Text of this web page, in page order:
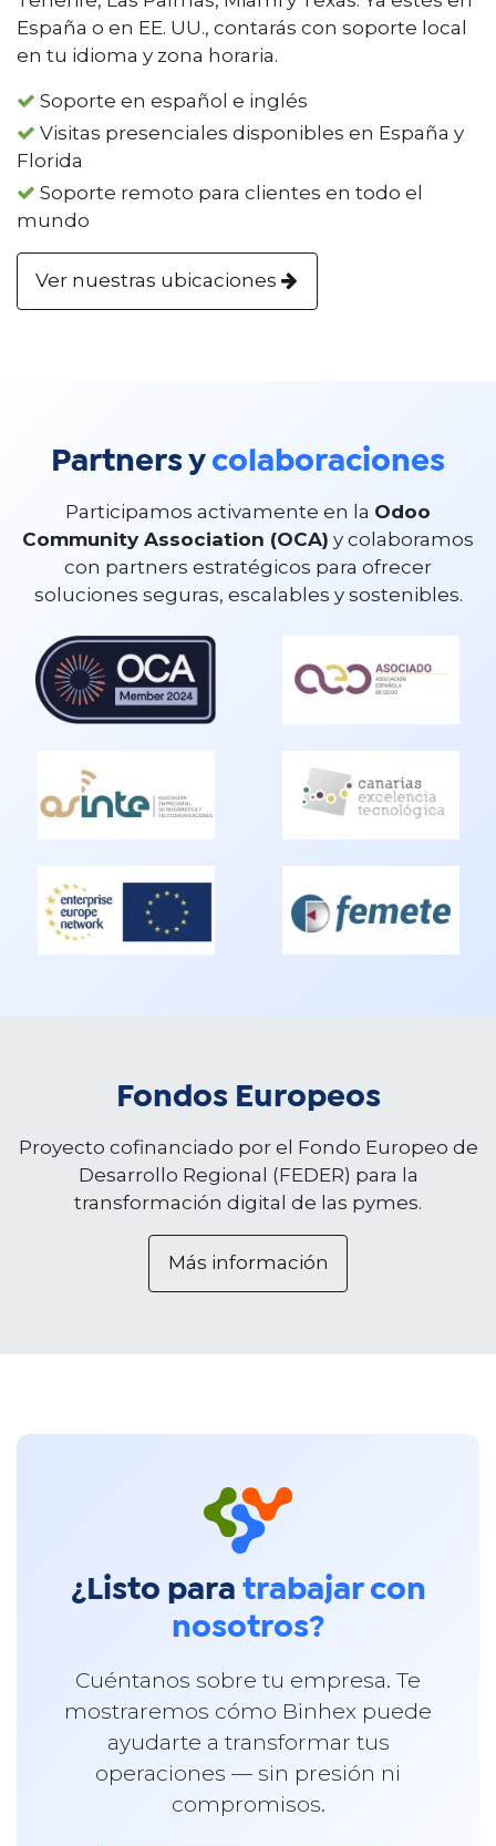
España o en EE. UU., contarás con soporte local
en tu idioma y zona horaria.
Soporte en español e inglés
Visitas presenciales disponibles en España y
Florida
Soporte remoto para clientes en todo el
mundo
Ver nuestras ubicaciones
Partners y colaboraciones
Participamos activamente en la Odoo
Community Association (OCA) y colaboramos
con partners estratégicos para ofrecer
soluciones seguras, escalables y sostenibles.
Fondos Europeos
Proyecto cofinanciado por el Fondo Europeo de
Desarrollo Regional (FEDER) para la
transformación digital de las pymes.
Más información
¿Listo para trabajar con
nosotros?
Cuéntanos sobre tu empresa. Te
mostraremos cómo Binhex puede
ayudarte a transformar tus
operaciones — sin presión ni
compromisos.